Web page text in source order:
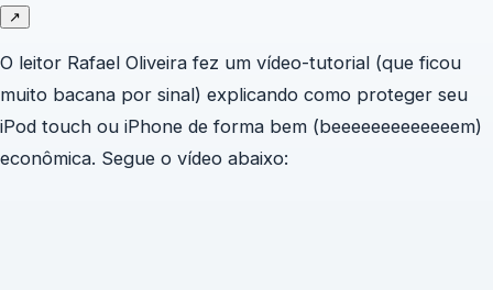
↗
O leitor Rafael Oliveira fez um vídeo-tutorial (que ficou
muito bacana por sinal) explicando como proteger seu
iPod touch ou iPhone de forma bem (beeeeeeeeeeeeem)
econômica. Segue o vídeo abaixo: